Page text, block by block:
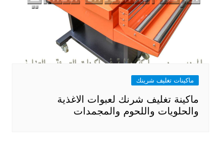
ماكينات تغليف شرينك
ماكينة تغليف شرنك لعبوات الاغذية
والحلويات واللحوم والمجمدات